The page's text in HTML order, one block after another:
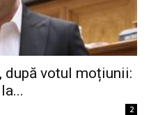
după votul moțiunii:
2